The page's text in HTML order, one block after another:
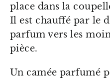
place dans la
Il est chauffé par le
parfum vers les
pièce.
Un camée parfumé